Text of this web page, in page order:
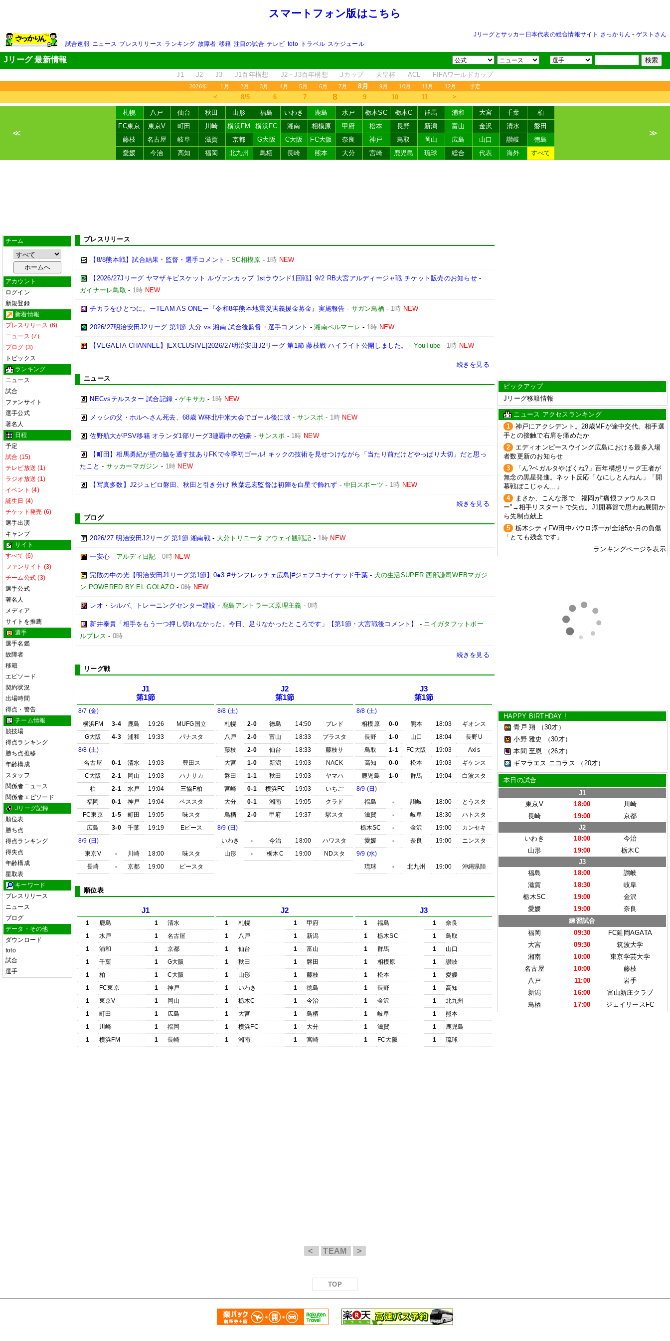
スマートフォン版はこちら
Jリーグとサッカー日本代表の総合情報サイト さっかりん - ゲストさん
試合速報 ニュース プレスリリース ランキング 故障者 移籍 注目の試合 テレビ toto トラベル スケジュール
Jリーグ 最新情報
J1 J2 J3 J1百年構想 J2・J3百年構想 Jカップ 天皇杯 ACL FIFAワールドカップ
2026年 1月 2月 3月 4月 5月 6月 7月 8月 9月 10月 11月 12月 予定
＜ 8/5 6 7 8 9 10 11 ＞
≪
札幌 八戸 仙台 秋田 山形 福島 いわき 鹿島 水戸 栃木SC 栃木C 群馬 浦和 大宮 千葉
柏
FC東京
東京V 町田 川崎 横浜FM 横浜FC 湘南 相模原 甲府 松本 長野 新潟 富山 金沢 清水
磐田
藤枝
名古屋 岐阜 滋賀 京都 G大阪 C大阪 FC大阪 奈良 神戸 鳥取 岡山 広島 山口 讃岐
徳島
愛媛
今治 高知 福岡 北九州 鳥栖 長崎 熊本 大分 宮崎 鹿児島 琉球 総合 代表 海外 すべて
≫
チーム
アカウント
ログイン
新規登録
新着情報
プレスリリース (6)
ニュース (7)
ブログ (3)
トピックス
ランキング
ニュース
試合
ファンサイト
選手公式
著名人
日程
予定
試合 (15)
テレビ放送 (1)
ラジオ放送 (1)
イベント (4)
誕生日 (4)
チケット発売 (6)
選手出演
キャンプ
サイト
すべて (6)
ファンサイト (3)
チーム公式 (3)
選手公式
著名人
メディア
サイトを推薦
選手
選手名鑑
故障者
移籍
エピソード
契約状況
出場時間
得点・警告
チーム情報
競技場
得点ランキング
勝ち点推移
年齢構成
スタッフ
関係者ニュース
関係者エピソード
Jリーグ記録
順位表
勝ち点
得点ランキング
得失点
年齢構成
星取表
キーワード
プレスリリース
ニュース
ブログ
データ・その他
ダウンロード
toto
試合
選手
プレスリリース
【8/8熊本戦】試合結果・監督・選手コメント - SC相模原 - 1時 NEW
【2026/27Jリーグ ヤマザキビスケット ルヴァンカップ 1stラウンド1回戦】9/2 RB大宮アルディージャ戦 チケット販売のお知らせ-
ガイナーレ鳥取 - 1時 NEW
チカラをひとつに。ーTEAM AS ONEー『令和8年熊本地震災害義援金募金』実施報告 - サガン鳥栖- 1時 NEW
2026/27明治安田J2リーグ 第1節 大分 vs 湘南 試合後監督・選手コメント -湘南ベルマーレ - 1時 NEW
【VEGALTA CHANNEL】|EXCLUSIVE|2026/27明治安田J2リーグ 第1節 藤枝戦 ハイライト公開しました。 -YouTube - 1時 NEW
続きを見る
ニュース
NECvsテルスター 試合記録 -ゲキサカ - 1時 NEW
メッシの父・ホルヘさん死去、68歳 W杯北中米大会でゴール後に涙 - サンスポ - 1時 NEW
佐野航大がPSV移籍 オランダ1部リーグ3連覇中の強豪 -サンスポ - 1時 NEW
【町田】相馬勇紀が壁の脇を通す技ありFKで今季初ゴール! キックの技術を見せつけながら「当たり前だけどやっぱり大切」だと思っ
たこと - サッカーマガジン - 1時 NEW
【写真多数】J2ジュビロ磐田、秋田と引き分け 秋葉忠宏監督は初陣を白星で飾れず - 中日スポーツ - 1時 NEW
続きを見る
ブログ
2026/27 明治安田J2リーグ 第1節 湘南戦- 大分トリニータ アウェイ観戦記 - 1時 NEW
一安心 - アルディ日記 -0時 NEW
完敗の中の光【明治安田J1リーグ第1節】0●3 #サンフレッチェ広島|#ジェフユナイテッド千葉- 犬の生活SUPER 西部謙司WEBマガジ
ン POWERED BY EL GOLAZO- 0時 NEW
レオ・シルバ、トレーニングセンター建設 - 鹿島アントラーズ原理主義 -0時
新井泰貴「相手をもう一つ押し切れなかった。今日、足りなかったところです」【第1節・大宮戦後コメント】 - ニイガタフットボー
ルプレス - 0時
続きを見る
リーグ戦
J1
第1節
8/7 (金)
横浜FM
3-4 鹿島 19:26
MUFG国立
G大阪
4-3 浦和 19:33
パナスタ
8/8 (土)
名古屋
0-1 清水 19:03
豊田ス
C大阪
2-1 岡山 19:03
ハナサカ
柏
2-1 水戸 19:04
三協F柏
福岡
0-1 神戸 19:04
ベススタ
FC東京
1-5 町田 19:05
味スタ
広島
3-0 千葉 19:19
Eピース
8/9 (日)
東京V
- 川崎 18:00
味スタ
長崎
- 京都 19:00 ピースタ
J2
第1節
8/8 (土)
札幌
2-0 徳島 14:50
プレド
八戸
2-0 富山 18:33
プラスタ
藤枝
2-0 仙台 18:33
藤枝サ
大宮
1-0 新潟 19:03
NACK
磐田
1-1 秋田 19:03
ヤマハ
宮崎
0-1 横浜FC 19:03
いちご
大分
0-1 湘南 19:05
クラド
鳥栖
2-0 甲府 19:37
駅スタ
8/9 (日)
いわき
- 今治 18:00
ハワスタ
山形
- 栃木C 19:00 NDスタ
J3
第1節
8/8 (土)
相模原
0-0 熊本 18:03
ギオンス
長野
1-0 山口 18:04
長野U
鳥取
1-1 FC大阪 19:03
Axis
高知
0-0 松本 19:03
ギケンス
鹿児島
1-0 群馬 19:04
白波スタ
8/9 (日)
福島
- 讃岐 18:00
とうスタ
滋賀
- 岐阜 18:30
ハトスタ
栃木SC
- 金沢 19:00
カンセキ
愛媛
- 奈良 19:00
ニンスタ
9/9 (水)
琉球
- 北九州 19:00 沖縄県陸
順位表
J1
1 鹿島 1
清水
1
水戸 1
名古屋
1
浦和 1
京都
1
千葉 1
G大阪
1
柏 1
C大阪
1
FC東京 1
神戸
1
東京V 1
岡山
1
町田 1
広島
1
川崎 1
福岡
1
横浜FM 1 長崎
J2
1 札幌 1
甲府
1
八戸 1
新潟
1
仙台 1
富山
1
秋田 1
磐田
1
山形 1
藤枝
1
いわき 1
徳島
1
栃木C 1
今治
1
大宮 1
鳥栖
1
横浜FC 1
大分
1
湘南 1 宮崎
J3
1 福島 1
奈良
1
栃木SC 1
鳥取
1
群馬 1
山口
1
相模原 1
讃岐
1
松本 1
愛媛
1
長野 1
高知
1
金沢 1
北九州
1
岐阜 1
熊本
1
滋賀 1
鹿児島
1
FC大阪 1 琉球
ピックアップ
Jリーグ移籍情報
ニュース アクセスランキング
1
神戸にアクシデント。28歳MFが途中交代。相手選
手との接触で右肩を痛めたか
2
エディオンピースウイング広島における最多入場
者数更新のお知らせ
3
「ん?ベガルタやばくね?」百年構想リーグ王者が
無念の黒星発進。ネット反応「なにしとんねん」「開
幕戦ぼこじゃん...」
4
まさか、こんな形で…福岡が“痛恨ファウルスロ
ー”→相手リスタートで失点。J1開幕節で思わぬ展開か
ら先制点献上
5
栃木シティFW田中パウロ淳一が全治5か月の負傷
「とても残念です」
ランキングページを表示
HAPPY BIRTHDAY !
青戸 翔
（30才）
小野 雅史
（30才）
本間 至恩
（26才）
ギマラエス ニコラス
（20才）
本日の試合
J1
東京V
18:00
川崎
長崎
19:00
京都
J2
いわき
18:00
今治
山形
19:00
栃木C
J3
福島
18:00
讃岐
滋賀
18:30
岐阜
栃木SC
19:00
金沢
愛媛
19:00
奈良
練習試合
福岡
09:30
FC延岡AGATA
大宮
09:30
筑波大学
湘南
10:00
東京学芸大学
名古屋
10:00
藤枝
八戸
11:00
岩手
新潟
16:00
富山新庄クラブ
鳥栖
17:00 ジェイリースFC
< TEAM >
TOP